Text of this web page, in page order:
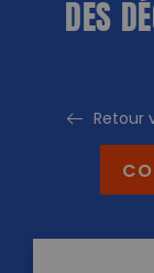
DES
Retour